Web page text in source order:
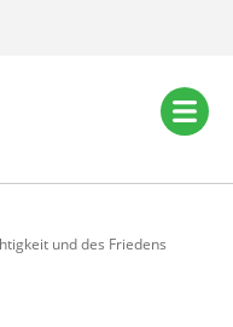
und des Friedens